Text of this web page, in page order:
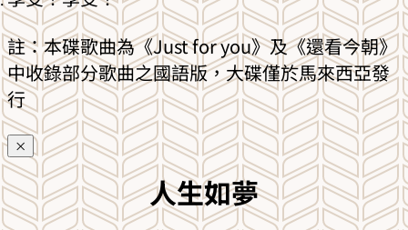
註：本碟歌曲為《Just for you》及《還看今朝》
中收錄部分歌曲之國語版，大碟僅於馬來西亞發
行
×
人生如夢